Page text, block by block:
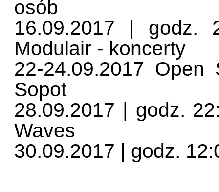
osób
16.09.2017 | godz.
Modulair - koncerty
22-24.09.2017
Sopot
28.09.2017 | godz.
Waves
30.09.2017 | godz.